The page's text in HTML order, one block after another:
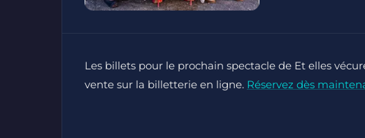
Les billets pour le prochain spectacle de Et elles
vente sur la billetterie en ligne. Réservez dès